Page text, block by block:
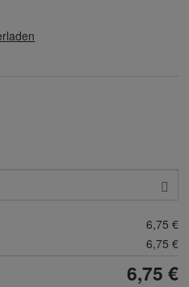
6,75 €
6,75 €
6,75 €